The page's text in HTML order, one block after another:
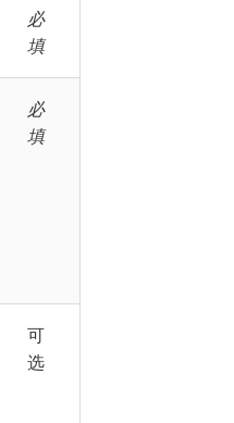
必
填
必
填
可
选